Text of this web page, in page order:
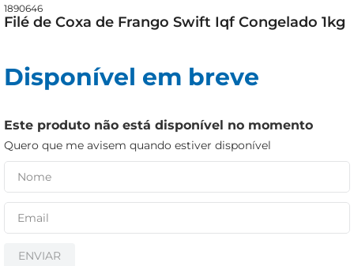
1890646
Filé de Coxa de Frango Swift Iqf Congelado 1kg
Disponível em breve
Este produto não está disponível no momento
Quero que me avisem quando estiver disponível
ENVIAR
queijo
azeite
iogurte
papel higiênico